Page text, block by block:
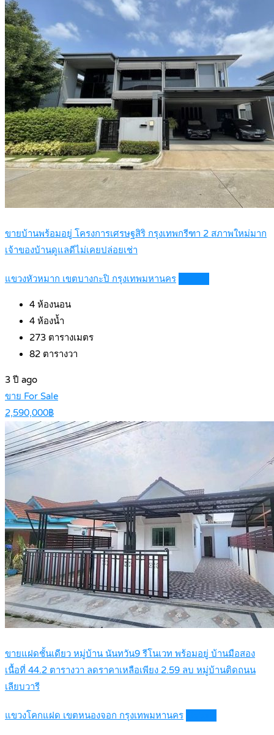
ขายบ้านพร้อมอยู่ โครงการเศรษฐสิริ กรุงเทพกรีฑา 2 สภาพใหม่มาก
เจ้าของบ้านดูแลดีไม่เคยปล่อยเช่า
แขวงหัวหมาก เขตบางกะปิ กรุงเทพมหานคร
4 ห้องนอน
4 ห้องน้ำ
273 ตารางเมตร
82 ตารางวา
3 ปี ago
ขาย For Sale
2,590,000฿
ขายแฝดชั้นเดียว หมู่บ้าน นันทวัน9 รีโนเวท พร้อมอยู่ บ้านมือสอง
เนื้อที่ 44.2 ตารางวา ลดราคาเหลือเพียง 2.59 ลบ หมู่บ้านติดถนน
เลียบวารี
แขวงโคกแฝด เขตหนองจอก กรุงเทพมหานคร